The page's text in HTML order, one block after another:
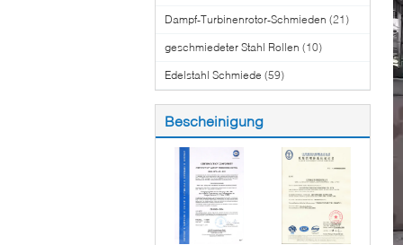
Dampf-Turbinenrotor-Schmieden (21)
geschmiedeter Stahl Rollen (10)
Edelstahl Schmiede (59)
Bescheinigung